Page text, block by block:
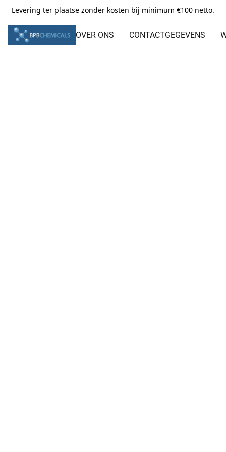
Levering ter plaatse zonder kosten bij minimum €100 netto.
OVER ONS CONTACTGEGEVENS